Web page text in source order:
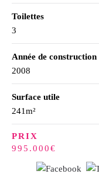
Toilettes
3
Année de construction
2008
Surface utile
241m²
PRIX
995.000€